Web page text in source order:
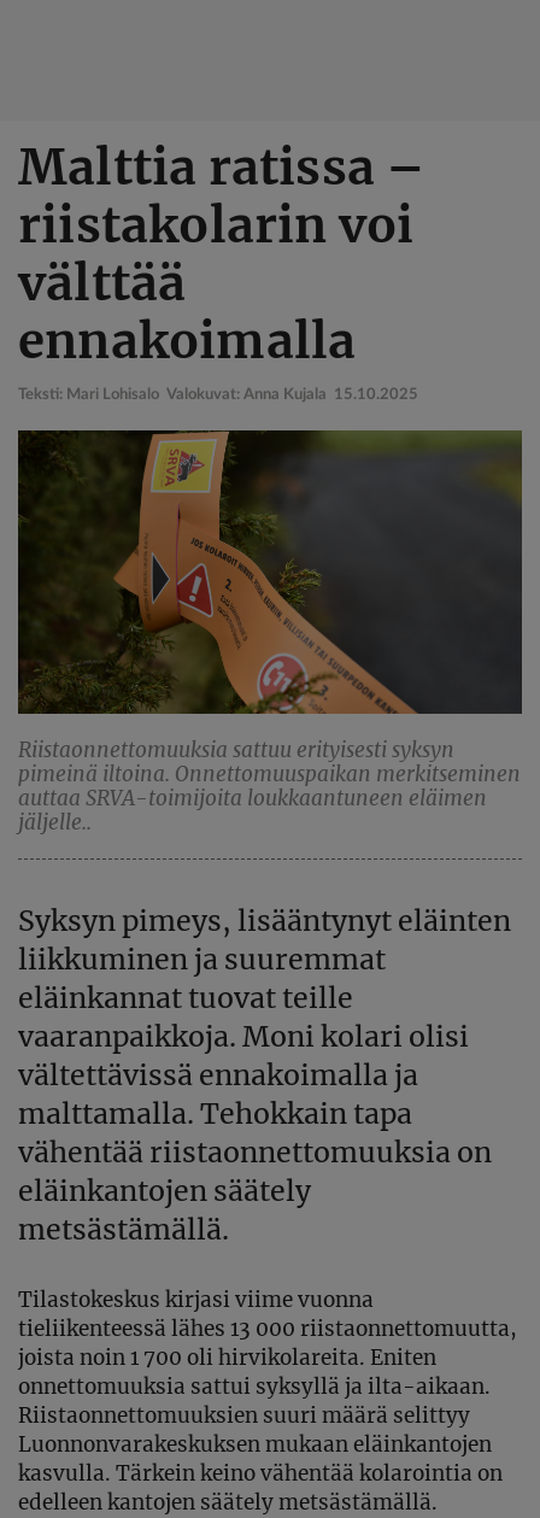
pääsisältöön
Malttia ratissa –
riistakolarin voi
välttää
ennakoimalla
Teksti: Mari Lohisalo Valokuvat: Anna Kujala 15.10.2025
Riistaonnettomuuksia sattuu erityisesti syksyn
pimeinä iltoina. Onnettomuuspaikan merkitseminen
auttaa SRVA-toimijoita loukkaantuneen eläimen
jäljelle..
Syksyn pimeys, lisääntynyt eläinten
liikkuminen ja suuremmat
eläinkannat tuovat teille
vaaranpaikkoja. Moni kolari olisi
vältettävissä ennakoimalla ja
malttamalla. Tehokkain tapa
vähentää riistaonnettomuuksia on
eläinkantojen säätely
metsästämällä.
Tilastokeskus kirjasi viime vuonna
tieliikenteessä lähes 13 000 riistaonnettomuutta,
joista noin 1 700 oli hirvikolareita. Eniten
onnettomuuksia sattui syksyllä ja ilta-aikaan.
Riistaonnettomuuksien suuri määrä selittyy
Luonnonvarakeskuksen mukaan eläinkantojen
kasvulla. Tärkein keino vähentää kolarointia on
edelleen kantojen säätely metsästämällä.